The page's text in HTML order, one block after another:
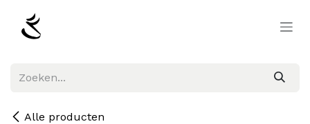
Alle producten